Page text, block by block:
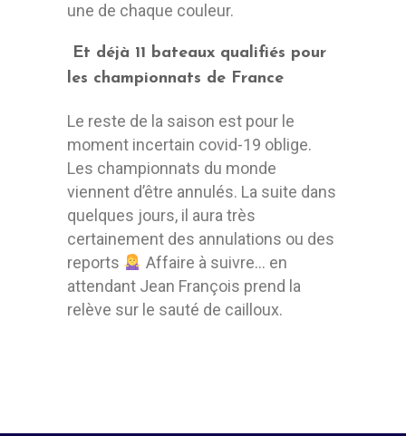
une de chaque couleur.
Et déjà 11 bateaux qualifiés pour
les championnats de France
Le reste de la saison est pour le
moment incertain covid-19 oblige.
Les championnats du monde
viennent d’être annulés. La suite dans
quelques jours, il aura très
certainement des annulations ou des
reports
Affaire à suivre… en
attendant Jean François prend la
relève sur le sauté de cailloux.